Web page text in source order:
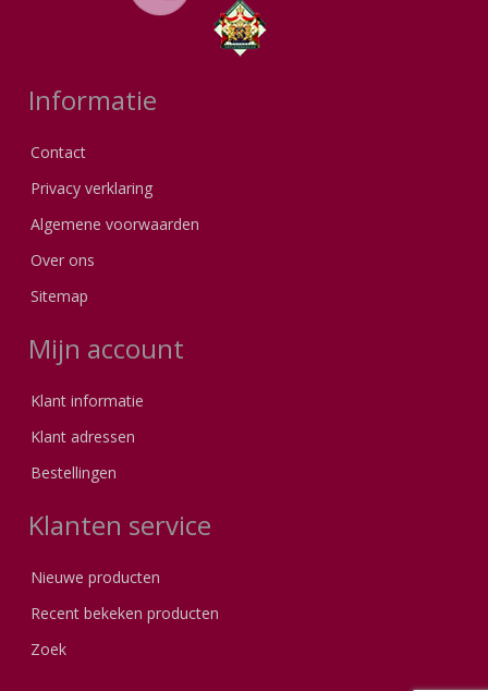
Informatie
Contact
Privacy verklaring
Algemene voorwaarden
Over ons
Sitemap
Mijn account
Klant informatie
Klant adressen
Bestellingen
Klanten service
Nieuwe producten
Recent bekeken producten
Zoek